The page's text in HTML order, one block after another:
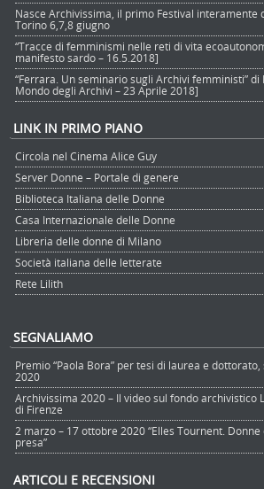
Nasce Archivissima, il primo Festival interamente
Torino 6,7,8 giugno
“Tracce di femminismi nelle reti di vita
manifesto sardo – 16.5.2018]
“Ferrara. Un seminario sugli Archivi femministi” di
Mondo degli Archivi – 23 Aprile 2018]
LINK IN PRIMO PIANO
Circola nel Cinema Alice Guy
Server Donne – Portale di genere
Biblioteca Italiana delle Donne
Casa Internazionale delle Donne
Libreria delle donne di Milano
Società italiana delle letterate
Rete Lilith
SEGNALIAMO
Premio “Paola Bora” per tesi di laurea e
2020
Archivissima 2020 – Il video sul fondo archivistico
di Firenze
2 marzo – 17 ottobre 2020 “Elles Tournent.
presa”
ARTICOLI E RECENSIONI